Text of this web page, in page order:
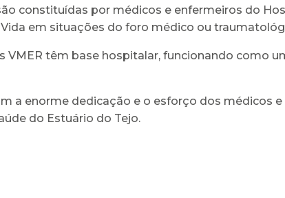
constituídas por médicos e enfermeiros do
em situações do foro médico ou
VMER têm base hospitalar, funcionando como
a enorme dedicação e o esforço dos médicos
do Estuário do Tejo.